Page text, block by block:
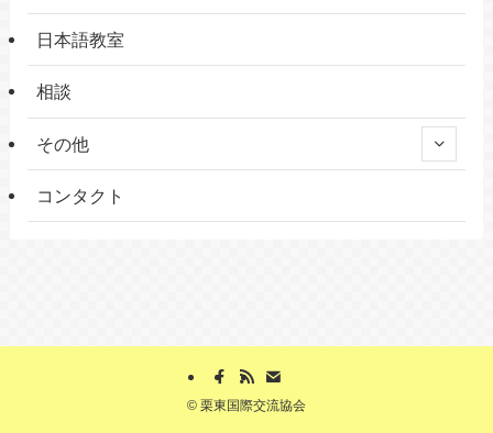
日本語教室
相談
その他
コンタクト
© 栗東国際交流協会